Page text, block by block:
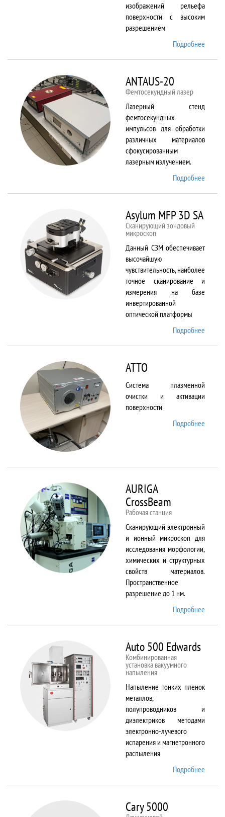
изображений рельефа
поверхности с высоким
разрешением
Подробнее
ANTAUS-20
Фемтосекундный лазер
Лазерный стенд
фемтосекундных
импульсов для обработки
различных материалов
сфокусированным
лазерным излучением.
Подробнее
Asylum MFP 3D SA
Сканирующий зондовый
микроскоп
Данный СЗМ обеспечивает
высочайшую
чувствительность, наиболее
точное сканирование и
измерения на базе
инвертированной
оптической платформы
Подробнее
ATTO
Система плазменной
очистки и активации
поверхности
Подробнее
AURIGA
CrossBeam
Рабочая станция
Сканирующий электронный
и ионный микроскоп для
исследования морфологии,
химических и структурных
свойств материалов.
Пространственное
разрешение до 1 нм.
Подробнее
Auto 500 Edwards
Комбинированная
установка вакуумного
напыления
Напыление тонких пленок
металлов,
полупроводников и
диэлектриков методами
электронно-лучевого
испарения и магнетронного
распыления
Подробнее
Cary 5000